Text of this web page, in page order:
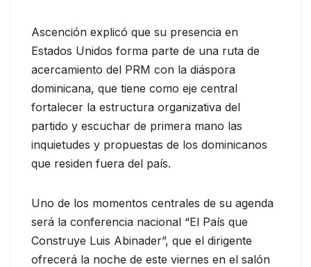
Ascención explicó que su presencia en
Estados Unidos forma parte de una ruta de
acercamiento del PRM con la diáspora
dominicana, que tiene como eje central
fortalecer la estructura organizativa del
partido y escuchar de primera mano las
inquietudes y propuestas de los dominicanos
que residen fuera del país.
Uno de los momentos centrales de su agenda
será la conferencia nacional “El País que
Construye Luis Abinader”, que el dirigente
ofrecerá la noche de este viernes en el salón